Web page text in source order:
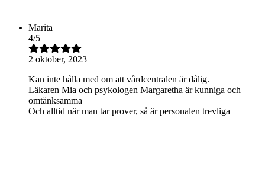
Marita
4/5
2 oktober, 2023
Kan inte hålla med om att vårdcentralen är dålig.
Läkaren Mia och psykologen Margaretha är kunniga och
omtänksamma
Och alltid när man tar prover, så är personalen trevliga